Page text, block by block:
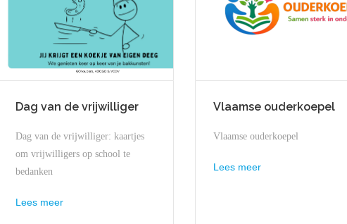
Dag van de vrijwilliger
Dag van de vrijwilliger: kaartjes
om vrijwilligers op school te
bedanken
Lees meer
Vlaamse ouderkoepel
Vlaamse ouderkoepel
Lees meer